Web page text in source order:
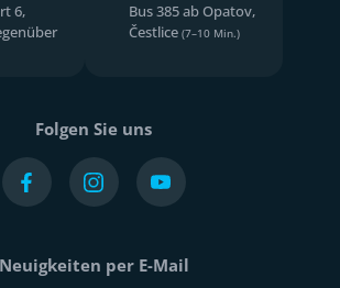
6,
Bus 385 ab Opatov,
Čestlice (7–10 Min.)
Folgen Sie uns
Neuigkeiten per E-Mail